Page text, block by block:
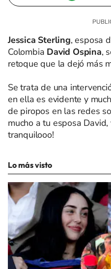
Jessica Sterling, esposa
Colombia David Ospina,
retoque que la dejó más
Se trata de una
en ella es evidente y
de piropos en las redes
mucho a tu esposa
tranquilooo!
Lo más visto